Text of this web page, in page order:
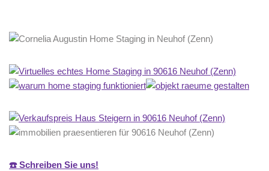
☎️ Schreiben Sie uns!